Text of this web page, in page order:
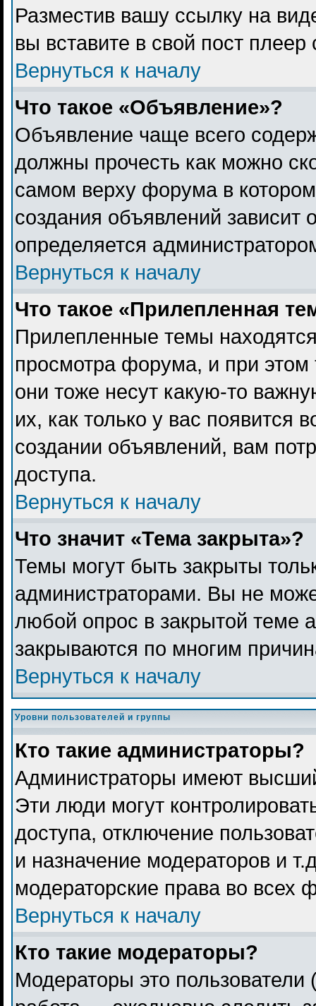
Разместив вашу ссылку на
вы вставите в свой пост плеер
Вернуться к началу
Что такое «Объявление»?
Объявление чаще всего
должны прочесть как можно
самом верху форума в
создания объявлений зависит
определяется
Вернуться к началу
Что такое «Прилепленная
Прилепленные темы
просмотра форума, и при
они тоже несут какую-то
их, как только у вас появится
создании объявлений, вам
доступа.
Вернуться к началу
Что значит «Тема закрыта»?
Темы могут быть закрыты
администраторами. Вы не
любой опрос в закрытой теме
закрываются по многим
Вернуться к началу
Уровни пользователей и группы
Кто такие администраторы?
Администраторы имеют
Эти люди могут
доступа, отключение
и назначение модераторов и
модераторские права во всех
Вернуться к началу
Кто такие модераторы?
Модераторы это пользователи